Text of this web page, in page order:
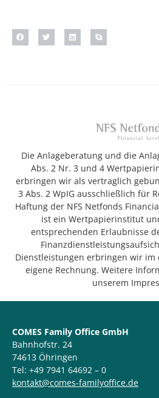
Die Anlageberatung und die
Abs. 2 Nr. 3 und 4
erbringen wir als vertraglich
3 Abs. 2 WpIG ausschließlich für
Haftung der NFS Netfonds
ist ein Wertpapierinstitut
entsprechenden Erlaubnisse
Dienstleistungen erbringen wir im
eigene Rechnung. Weitere
unserem
COMES Family Office GmbH
Bahnhofstr. 24
74613 Öhringen
Tel: +49 7941 64692 – 0
kontakt@comes-familyoffice.de